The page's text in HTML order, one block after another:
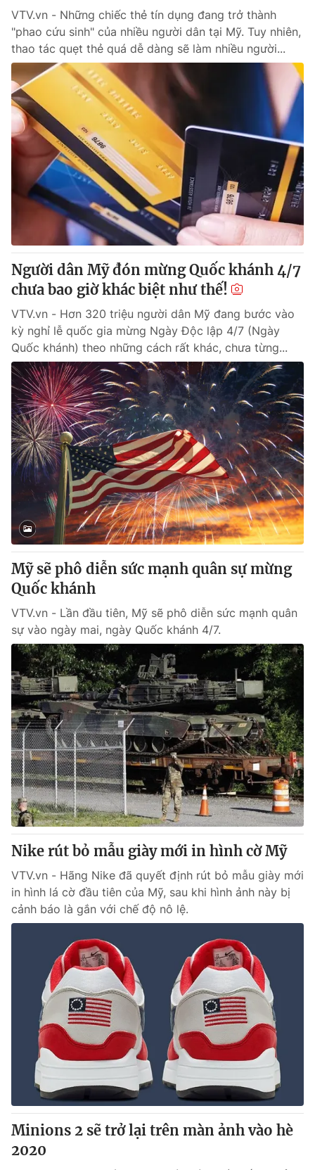
024.38 355 931 - 024.38 355 932
Ðiện thoại Thời báo VTV:024.66 897 897
Email:toasoan@vtv.vn
Liên hệ quảng cáo:024-7300.7108
® Cấm sao chép dưới mọi hình thức nếu không có sự chấp
thuận bằng văn bản. Ghi rõ nguồn VTV.vn khi phát hành lại
thông tin từ website này.
VTV.vn - Những chiếc thẻ tín dụng đang trở thành
"phao cứu sinh" của nhiều người dân tại Mỹ. Tuy nhiên,
thao tác quẹt thẻ quá dễ dàng sẽ làm nhiều người...
Người dân Mỹ đón mừng Quốc khánh 4/7
chưa bao giờ khác biệt như thế!
VTV.vn - Hơn 320 triệu người dân Mỹ đang bước vào
kỳ nghỉ lễ quốc gia mừng Ngày Độc lập 4/7 (Ngày
Quốc khánh) theo những cách rất khác, chưa từng...
Mỹ sẽ phô diễn sức mạnh quân sự mừng
Quốc khánh
VTV.vn - Lần đầu tiên, Mỹ sẽ phô diễn sức mạnh quân
sự vào ngày mai, ngày Quốc khánh 4/7.
Nike rút bỏ mẫu giày mới in hình cờ Mỹ
VTV.vn - Hãng Nike đã quyết định rút bỏ mẫu giày mới
in hình lá cờ đầu tiên của Mỹ, sau khi hình ảnh này bị
cảnh báo là gắn với chế độ nô lệ.
Minions 2 sẽ trở lại trên màn ảnh vào hè
2020